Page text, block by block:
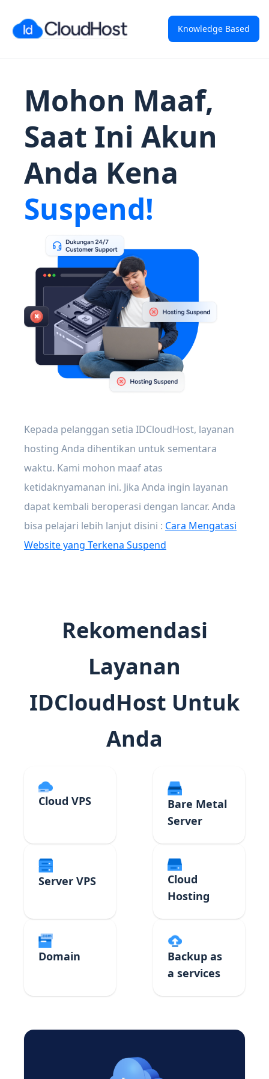
Knowledge Based
Mohon Maaf,
Saat Ini Akun
Anda Kena
Suspend!
Kepada pelanggan setia IDCloudHost, layanan
hosting Anda dihentikan untuk sementara
waktu. Kami mohon maaf atas
ketidaknyamanan ini. Jika Anda ingin layanan
dapat kembali beroperasi dengan lancar. Anda
bisa pelajari lebih lanjut disini : Cara Mengatasi
Website yang Terkena Suspend
Rekomendasi
Layanan
IDCloudHost Untuk
Anda
Cloud VPS
Bare Metal
Server
Server VPS
Cloud
Hosting
Domain
Backup as
a services